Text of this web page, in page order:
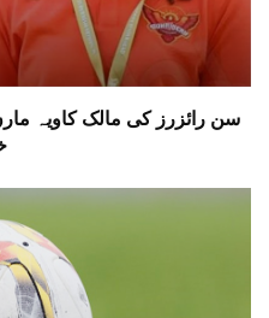
سن رائزرز کی مالک کاویہ